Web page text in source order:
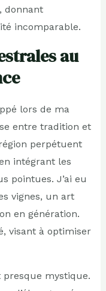
donnant
incomparable.
au
lors de ma
entre tradition et
perpétuent
intégrant les
pointues. J’ai eu
vignes, un art
en génération.
visant à optimiser
presque mystique.